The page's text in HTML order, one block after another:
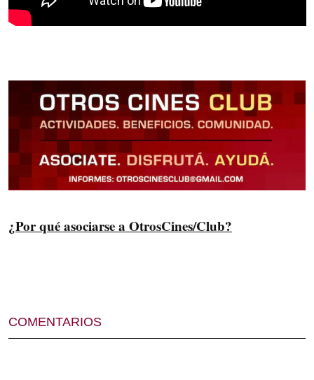
¿Por qué asociarse a OtrosCines/Club?
COMENTARIOS